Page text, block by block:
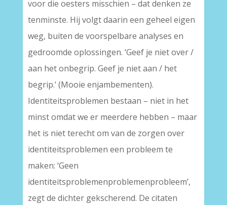
voor die oesters misschien – dat denken ze
tenminste. Hij volgt daarin een geheel eigen
weg, buiten de voorspelbare analyses en
gedroomde oplossingen. ‘Geef je niet over /
aan het onbegrip. Geef je niet aan / het
begrip.’ (Mooie enjambementen).
Identiteitsproblemen bestaan – niet in het
minst omdat we er meerdere hebben – maar
het is niet terecht om van de zorgen over
identiteitsproblemen een probleem te
maken: ‘Geen
identiteitsproblemenproblemenprobleem’,
zegt de dichter gekscherend. De citaten